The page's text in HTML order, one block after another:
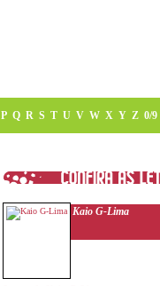
P Q R S T U V W X Y Z 0/9
Kaio G-Lima